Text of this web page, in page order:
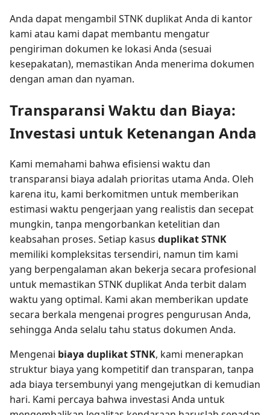
Anda dapat mengambil STNK duplikat Anda di kantor
kami atau kami dapat membantu mengatur
pengiriman dokumen ke lokasi Anda (sesuai
kesepakatan), memastikan Anda menerima dokumen
dengan aman dan nyaman.
Transparansi Waktu dan Biaya:
Investasi untuk Ketenangan Anda
Kami memahami bahwa efisiensi waktu dan
transparansi biaya adalah prioritas utama Anda. Oleh
karena itu, kami berkomitmen untuk memberikan
estimasi waktu pengerjaan yang realistis dan secepat
mungkin, tanpa mengorbankan ketelitian dan
keabsahan proses. Setiap kasus duplikat STNK
memiliki kompleksitas tersendiri, namun tim kami
yang berpengalaman akan bekerja secara profesional
untuk memastikan STNK duplikat Anda terbit dalam
waktu yang optimal. Kami akan memberikan update
secara berkala mengenai progres pengurusan Anda,
sehingga Anda selalu tahu status dokumen Anda.
Mengenai biaya duplikat STNK, kami menerapkan
struktur biaya yang kompetitif dan transparan, tanpa
ada biaya tersembunyi yang mengejutkan di kemudian
hari. Kami percaya bahwa investasi Anda untuk